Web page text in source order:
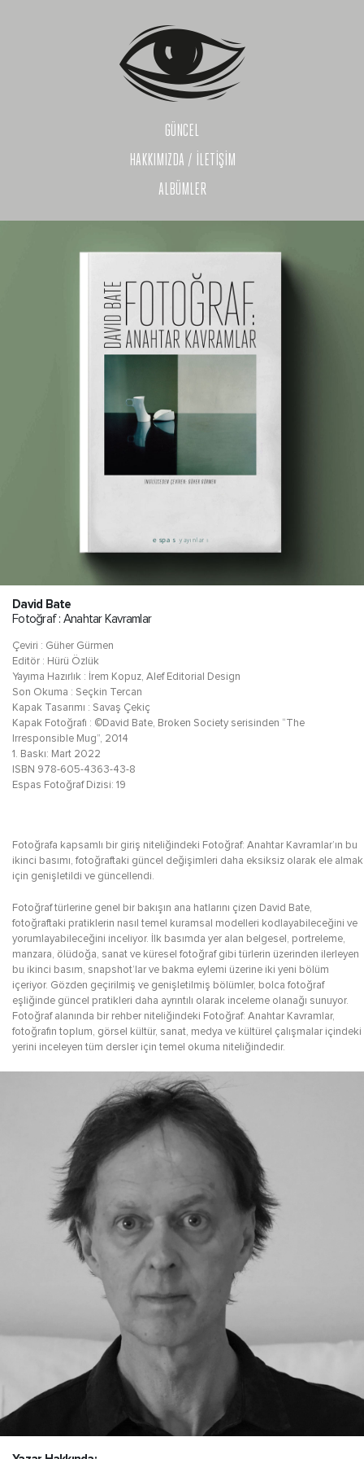
GÜNCEL
HAKKIMIZDA / İLETİŞİM
ALBÜMLER
David Bate
Fotoğraf : Anahtar Kavramlar
Çeviri : Güher Gürmen
Editör : Hürü Özlük
Yayıma Hazırlık : İrem Kopuz, Alef Editorial Design
Son Okuma : Seçkin Tercan
Kapak Tasarımı : Savaş Çekiç
Kapak Fotoğrafı : ©David Bate, Broken Society serisinden “The
Irresponsible Mug”, 2014
1. Baskı: Mart 2022
ISBN 978-605-4363-43-8
Espas Fotoğraf Dizisi: 19
Fotoğrafa kapsamlı bir giriş niteliğindeki Fotoğraf: Anahtar Kavramlar’ın bu
ikinci basımı, fotoğraftaki güncel değişimleri daha eksiksiz olarak ele almak
için genişletildi ve güncellendi.
Fotoğraf türlerine genel bir bakışın ana hatlarını çizen David Bate,
fotoğraftaki pratiklerin nasıl temel kuramsal modelleri kodlayabileceğini ve
yorumlayabileceğini inceliyor. İlk basımda yer alan belgesel, portreleme,
manzara, ölüdoğa, sanat ve küresel fotoğraf gibi türlerin üzerinden ilerleyen
bu ikinci basım, snapshot’lar ve bakma eylemi üzerine iki yeni bölüm
içeriyor. Gözden geçirilmiş ve genişletilmiş bölümler, bolca fotoğraf
eşliğinde güncel pratikleri daha ayrıntılı olarak inceleme olanağı sunuyor.
Fotoğraf alanında bir rehber niteliğindeki Fotoğraf: Anahtar Kavramlar,
fotoğrafın toplum, görsel kültür, sanat, medya ve kültürel çalışmalar içindeki
yerini inceleyen tüm dersler için temel okuma niteliğindedir.